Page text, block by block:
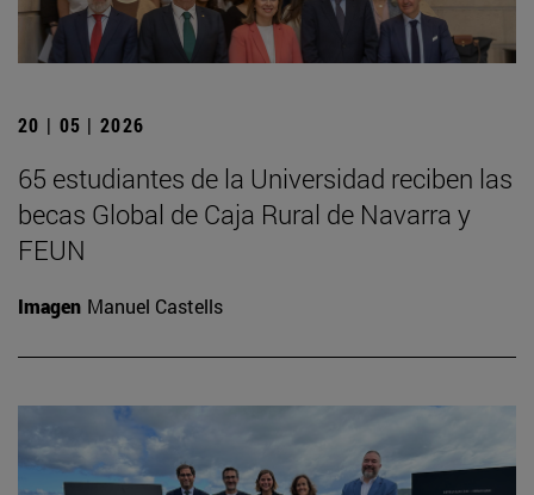
20 | 05 | 2026
65 estudiantes de la Universidad reciben las
becas Global de Caja Rural de Navarra y
FEUN
Imagen Manuel Castells